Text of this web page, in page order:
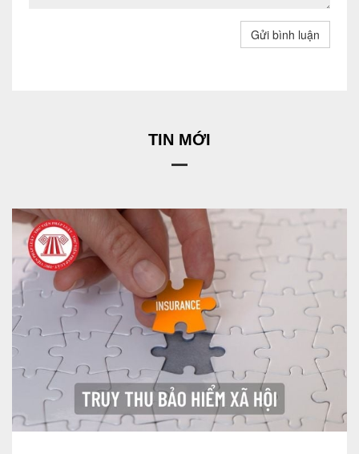
Gửi bình luận
TIN MỚI